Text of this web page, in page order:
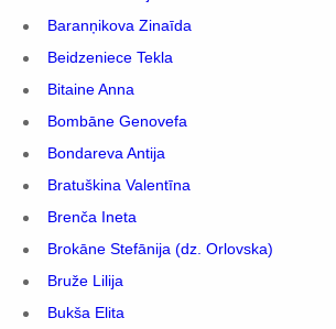
Baranņikova Zinaīda
Beidzeniece Tekla
Bitaine Anna
Bombāne Genovefa
Bondareva Antija
Bratuškina Valentīna
Brenča Ineta
Brokāne Stefānija (dz. Orlovska)
Bruže Lilija
Bukša Elita